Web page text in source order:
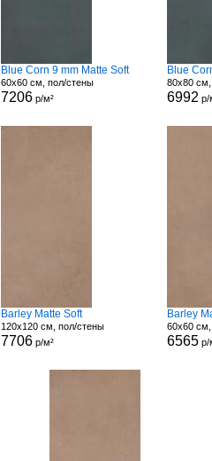
Blue Corn 9 mm Matte Soft
60x60 см, пол/стены
7206 р/м²
Blue
80x80
6992 р/
Barley Matte Soft
120x120 см, пол/стены
7706 р/м²
Barley
60x60
6565 р/